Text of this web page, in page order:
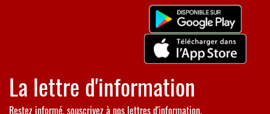
La lettre d'information
Restez informé, souscrivez à nos lettres d'information.